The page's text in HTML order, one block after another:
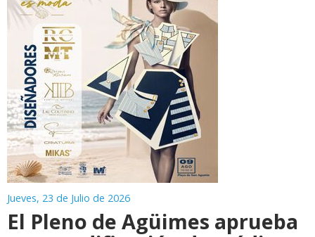
Jueves, 23 de Julio de 2026
El Pleno de Agüimes aprueba